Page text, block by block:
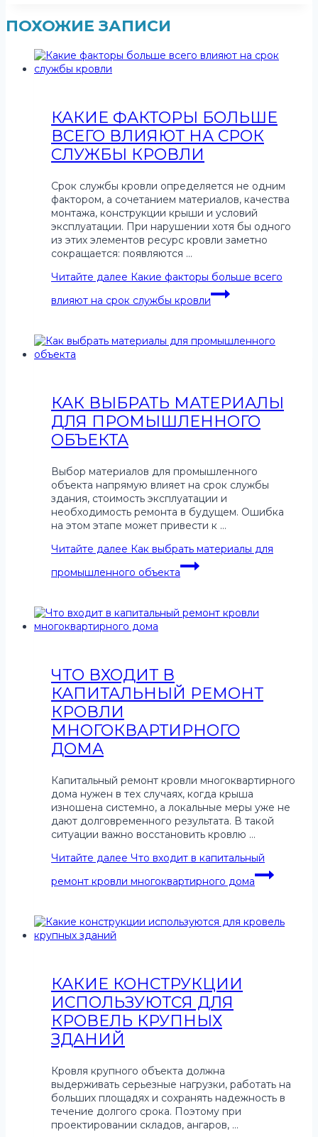
ПОХОЖИЕ ЗАПИСИ
КАКИЕ ФАКТОРЫ БОЛЬШЕ
ВСЕГО ВЛИЯЮТ НА СРОК
СЛУЖБЫ КРОВЛИ
Срок службы кровли определяется не одним
фактором, а сочетанием материалов, качества
монтажа, конструкции крыши и условий
эксплуатации. При нарушении хотя бы одного
из этих элементов ресурс кровли заметно
сокращается: появляются …
Читайте далее Какие факторы больше всего
влияют на срок службы кровли
КАК ВЫБРАТЬ МАТЕРИАЛЫ
ДЛЯ ПРОМЫШЛЕННОГО
ОБЪЕКТА
Выбор материалов для промышленного
объекта напрямую влияет на срок службы
здания, стоимость эксплуатации и
необходимость ремонта в будущем. Ошибка
на этом этапе может привести к …
Читайте далее Как выбрать материалы для
промышленного объекта
ЧТО ВХОДИТ В
КАПИТАЛЬНЫЙ РЕМОНТ
КРОВЛИ
МНОГОКВАРТИРНОГО
ДОМА
Капитальный ремонт кровли многоквартирного
дома нужен в тех случаях, когда крыша
изношена системно, а локальные меры уже не
дают долговременного результата. В такой
ситуации важно восстановить кровлю …
Читайте далее Что входит в капитальный
ремонт кровли многоквартирного дома
КАКИЕ КОНСТРУКЦИИ
ИСПОЛЬЗУЮТСЯ ДЛЯ
КРОВЕЛЬ КРУПНЫХ
ЗДАНИЙ
Кровля крупного объекта должна
выдерживать серьезные нагрузки, работать на
больших площадях и сохранять надежность в
течение долгого срока. Поэтому при
проектировании складов, ангаров, …